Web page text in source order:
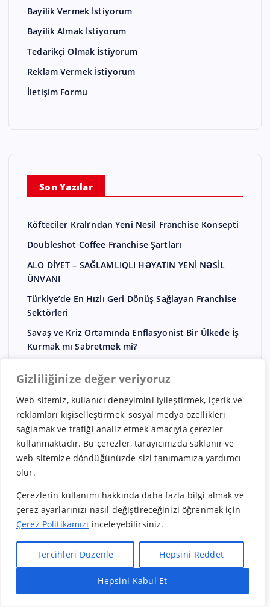
Gizliliğinize değer veriyoruz
Web sitemiz, kullanıcı deneyimini iyileştirmek, içerik ve
reklamları kişiselleştirmek, sosyal medya özellikleri
sağlamak ve trafiği analiz etmek amacıyla çerezler
kullanmaktadır. Bu çerezler, tarayıcınızda saklanır ve
web sitemize döndüğünüzde sizi tanımamıza yardımcı
olur.
Çerezlerin kullanımı hakkında daha fazla bilgi almak ve
çerez ayarlarınızı nasıl değiştireceğinizi öğrenmek için
Çerez Politikamızı inceleyebilirsiniz.
Tercihleri Düzenle Hepsini Reddet
Hepsini Kabul Et
Bayilik Vermek İstiyorum
Bayilik Almak İstiyorum
Tedarikçi Olmak İstiyorum
Reklam Vermek İstiyorum
İletişim Formu
Son Yazılar
Köfteciler Kralı’ndan Yeni Nesil Franchise Konsepti
Doubleshot Coffee Franchise Şartları
ALO DİYET – SAĞLAMLIQLI HƏYATIN YENİ NƏSİL
ÜNVANI
Türkiye’de En Hızlı Geri Dönüş Sağlayan Franchise
Sektörleri
Savaş ve Kriz Ortamında Enflasyonist Bir Ülkede İş
Kurmak mı Sabretmek mi?
Arşivler
Temmuz 2026
Mayıs 2026
Nisan 2026
Mart 2026
Şubat 2026
Aralık 2025
Hızlı Bayilik Al